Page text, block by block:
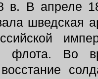
в. В апреле
флота.